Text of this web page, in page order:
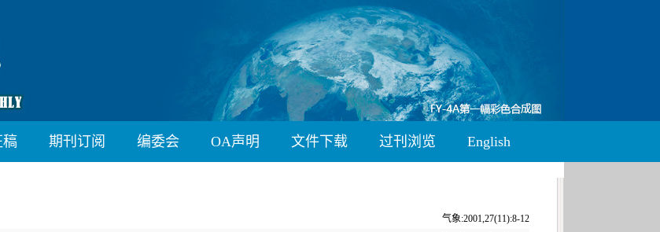
期刊订阅 编委会 OA声明 文件下载 过刊浏览 English
气象:2001,27(11):8-12